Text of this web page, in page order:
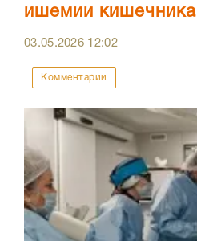
ишемии кишечника
03.05.2026 12:02
Комментарии